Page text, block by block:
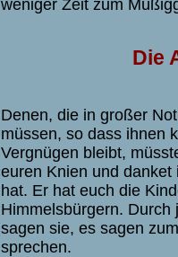
weniger Zeit zum
Die
Denen, die in großer
müssen, so dass ihnen
Vergnügen bleibt,
euren Knien und
hat. Er hat euch die
Himmelsbürgern. Durch
sagen sie, es sagen
sprechen.